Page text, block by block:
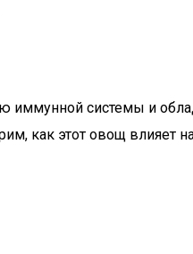
иммунной системы и
как этот овощ влияет